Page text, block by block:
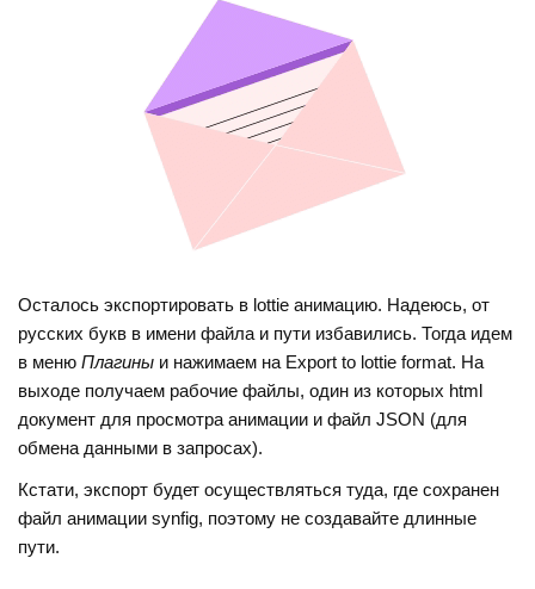
Осталось экспортировать в lottie анимацию. Надеюсь, от
русских букв в имени файла и пути избавились. Тогда идем
в менюПлагины и нажимаем на Export to lottie format. На
выходе получаем рабочие файлы, один из которых html
документ для просмотра анимации и файл JSON (для
обмена данными в запросах).
Кстати, экспорт будет осуществляться туда, где сохранен
файл анимации synfig, поэтому не создавайте длинные
пути.